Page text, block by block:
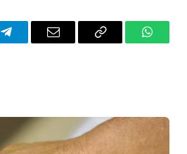
TelegramEmail
Copy